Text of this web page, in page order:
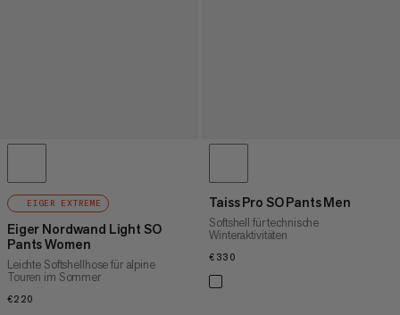
EIGER EXTREME
Eiger Nordwand Light SO
Pants Women
Leichte Softshellhose für alpine
Touren im Sommer
€220
Taiss Pro SO Pants Men
Softshell für technische
Winteraktivitäten
€330